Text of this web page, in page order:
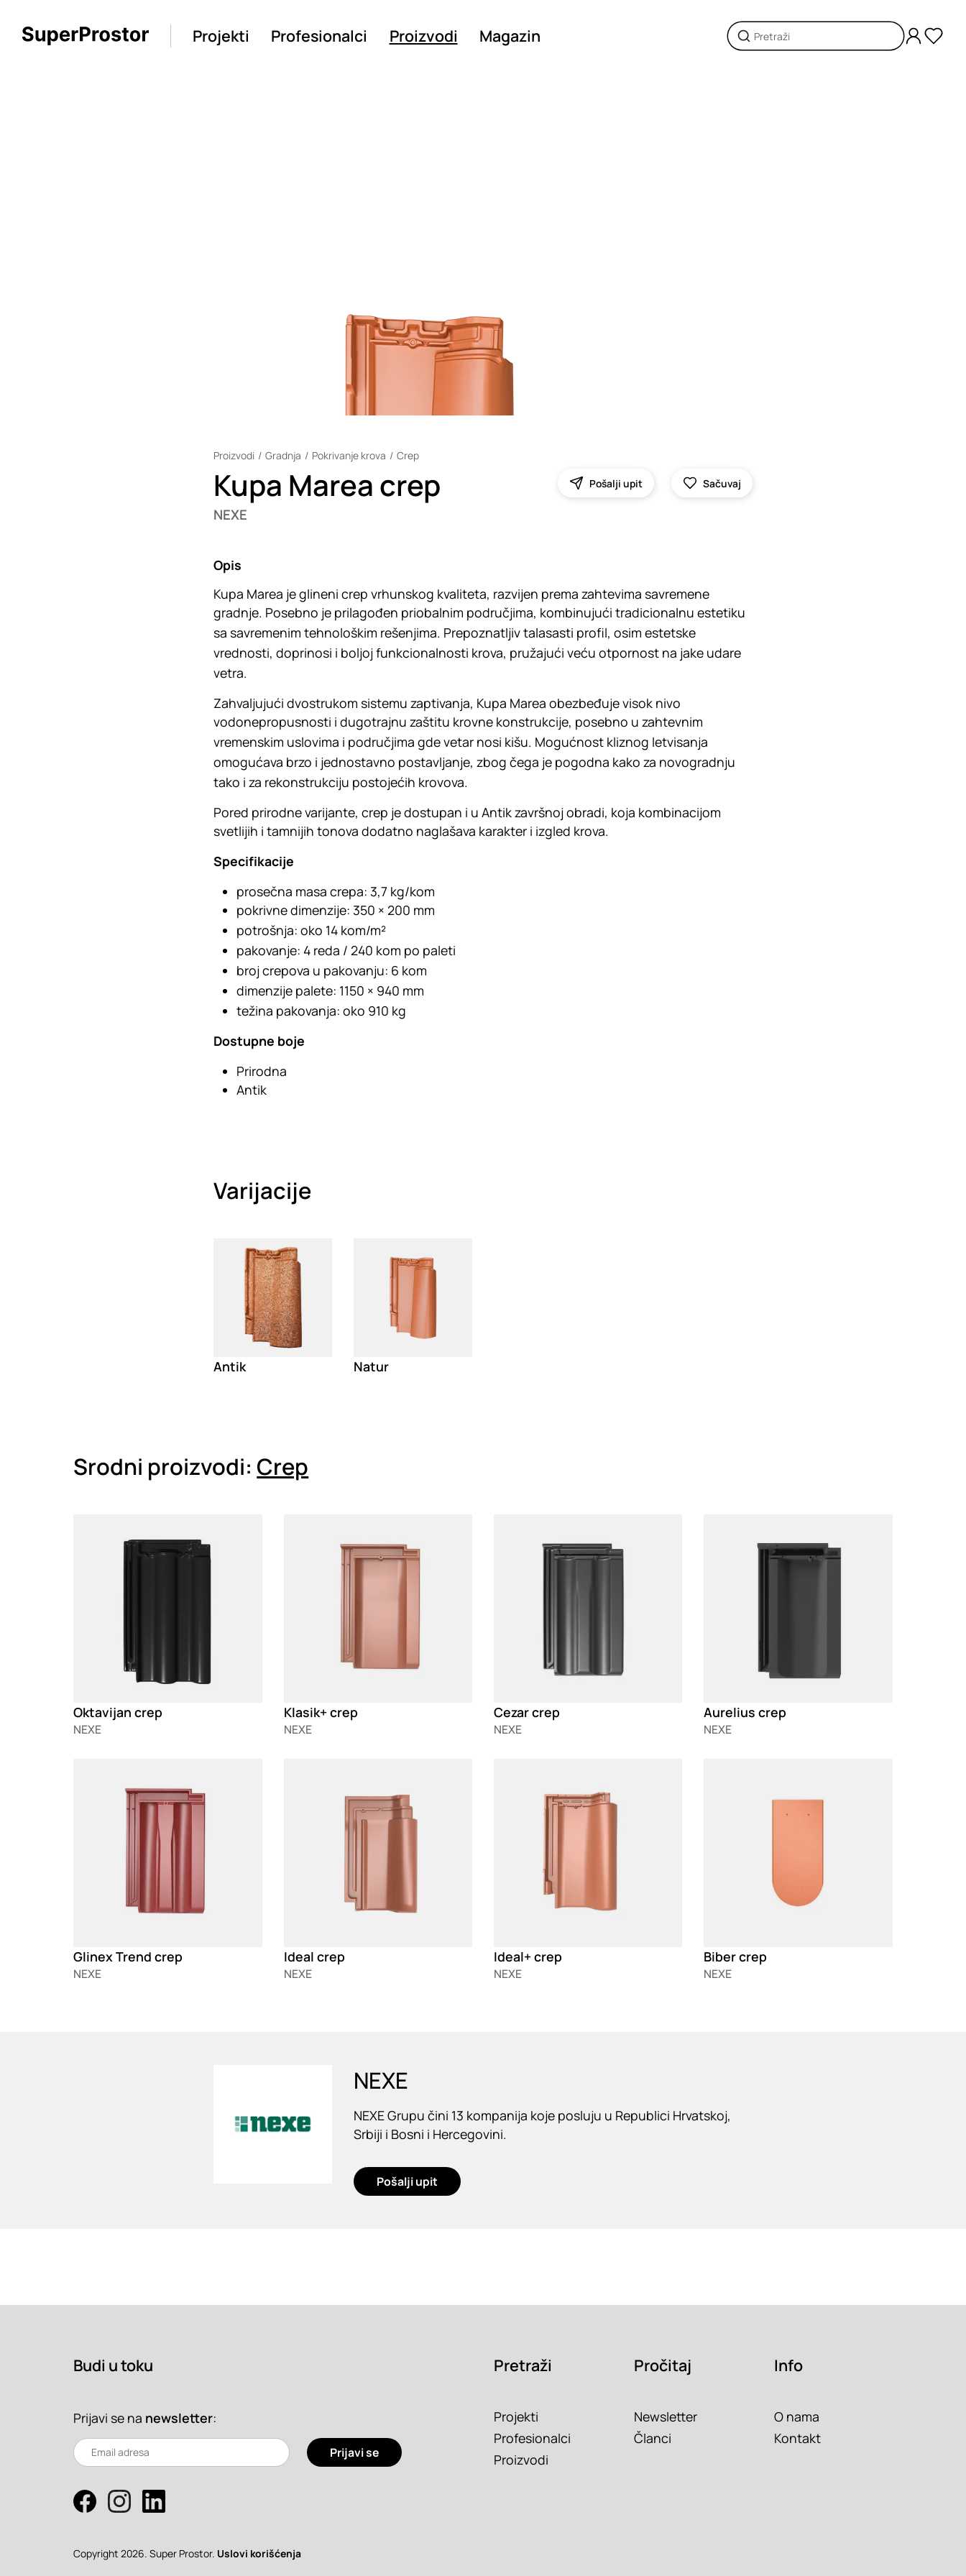
Projekti Profesionalci Proizvodi Magazin
Proizvodi Gradnja Pokrivanje krova Crep
Kupa Marea crep
NEXE
Pošalji upit Sačuvaj
Opis
Kupa Marea je glineni crep vrhunskog kvaliteta, razvijen prema zahtevima savremene
gradnje. Posebno je prilagođen priobalnim područjima, kombinujući tradicionalnu estetiku
sa savremenim tehnološkim rešenjima. Prepoznatljiv talasasti profil, osim estetske
vrednosti, doprinosi i boljoj funkcionalnosti krova, pružajući veću otpornost na jake udare
vetra.
Zahvaljujući dvostrukom sistemu zaptivanja, Kupa Marea obezbeđuje visok nivo
vodonepropusnosti i dugotrajnu zaštitu krovne konstrukcije, posebno u zahtevnim
vremenskim uslovima i područjima gde vetar nosi kišu. Mogućnost kliznog letvisanja
omogućava brzo i jednostavno postavljanje, zbog čega je pogodna kako za novogradnju
tako i za rekonstrukciju postojećih krovova.
Pored prirodne varijante, crep je dostupan i u Antik završnoj obradi, koja kombinacijom
svetlijih i tamnijih tonova dodatno naglašava karakter i izgled krova.
Specifikacije
prosečna masa crepa: 3,7 kg/kom
pokrivne dimenzije: 350 × 200 mm
potrošnja: oko 14 kom/m²
pakovanje: 4 reda / 240 kom po paleti
broj crepova u pakovanju: 6 kom
dimenzije palete: 1150 × 940 mm
težina pakovanja: oko 910 kg
Dostupne boje
Prirodna
Antik
Varijacije
Loading
Antik Natur
Srodni proizvodi: Crep
Oktavijan crep
NEXE
Klasik+ crep
NEXE
Cezar crep
NEXE
Aurelius crep
NEXE
Glinex Trend crep
NEXE
Ideal crep
NEXE
Ideal+ crep
NEXE
Biber crep
NEXE
NEXE
NEXE Grupu čini 13 kompanija koje posluju u Republici Hrvatskoj,
Srbiji i Bosni i Hercegovini.
Pošalji upit
Budi u toku
Prijavi se na newsletter:
Prijavi se
Pretraži
Projekti
Profesionalci
Proizvodi
Pročitaj
Newsletter
Članci
Info
O nama
Kontakt
Copyright 2026. Super Prostor. Uslovi korišćenja